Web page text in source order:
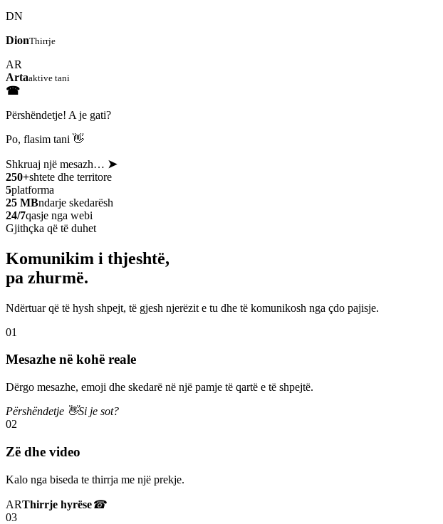
DN
DionThirrje
AR
Artaaktive tani
☎
Përshëndetje! A je gati?
Po, flasim tani 👋
Shkruaj një mesazh… ➤
250+shtete dhe territore
5platforma
25 MBndarje skedarësh
24/7qasje nga webi
Gjithçka që të duhet
Komunikim i thjeshtë,
pa zhurmë.
Ndërtuar që të hysh shpejt, të gjesh njerëzit e tu dhe të komunikosh nga çdo pajisje.
01
Mesazhe në kohë reale
Dërgo mesazhe, emoji dhe skedarë në një pamje të qartë e të shpejtë.
Përshëndetje 👋Si je sot?
02
Zë dhe video
Kalo nga biseda te thirrja me një prekje.
ARThirrje hyrëse☎
03